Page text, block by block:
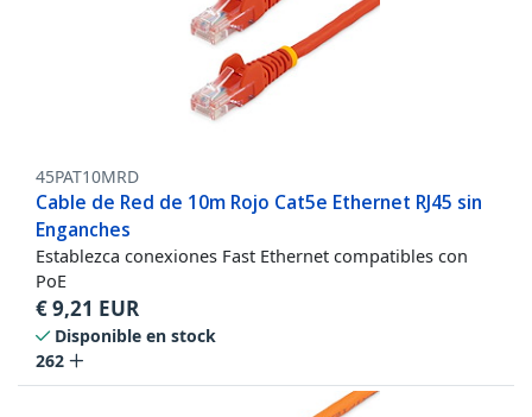
45PAT10MRD
Cable de Red de 10m Rojo Cat5e Ethernet RJ45 sin
Enganches
Establezca conexiones Fast Ethernet compatibles con
PoE
€9,21 EUR
Disponible en stock
262